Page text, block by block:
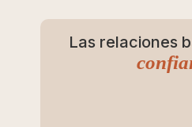
Las relaciones